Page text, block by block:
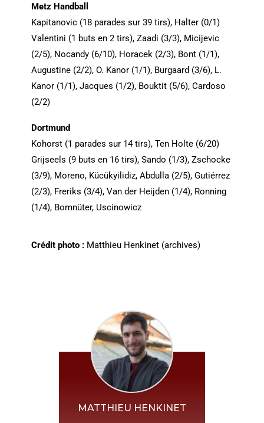
Metz Handball
Kapitanovic (18 parades sur 39 tirs), Halter (0/1)
Valentini (1 buts en 2 tirs), Zaadi (3/3), Micijevic
(2/5), Nocandy (6/10), Horacek (2/3), Bont (1/1),
Augustine (2/2), O. Kanor (1/1), Burgaard (3/6), L.
Kanor (1/1), Jacques (1/2), Bouktit (5/6), Cardoso
(2/2)
Dortmund
Kohorst (1 parades sur 14 tirs), Ten Holte (6/20)
Grijseels (9 buts en 16 tirs), Sando (1/3), Zschocke
(3/9), Moreno, Kücükyilidiz, Abdulla (2/5), Gutiérrez
(2/3), Freriks (3/4), Van der Heijden (1/4), Ronning
(1/4), Bomnüter, Uscinowicz
Crédit photo : Matthieu Henkinet (archives)
MATTHIEU HENKINET